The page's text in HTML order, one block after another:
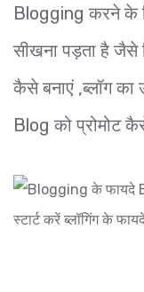
Blogging करने के
सीखना पड़ता है
कैसे बनाएं ,ब्लॉग
Blog को प्रोमोट